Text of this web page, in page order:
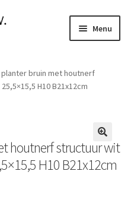
Menu
planter bruin met houtnerf
H10 B21x12cm
houtnerf structuur wit
H10 B21x12cm